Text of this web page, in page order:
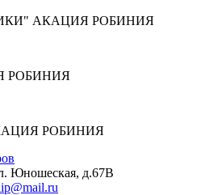
АКАЦИЯ РОБИНИЯ
РОБИНИЯ
РОБИНИЯ
Юношеская, д.67В